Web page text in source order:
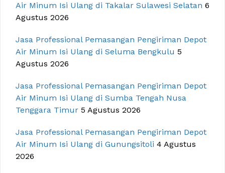
Air Minum Isi Ulang di Takalar Sulawesi Selatan 6
Agustus 2026
Jasa Professional Pemasangan Pengiriman Depot
Air Minum Isi Ulang di Seluma Bengkulu 5
Agustus 2026
Jasa Professional Pemasangan Pengiriman Depot
Air Minum Isi Ulang di Sumba Tengah Nusa
Tenggara Timur 5 Agustus 2026
Jasa Professional Pemasangan Pengiriman Depot
Air Minum Isi Ulang di Gunungsitoli 4 Agustus
2026